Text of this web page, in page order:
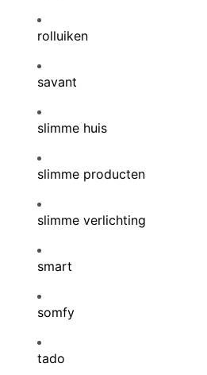
rolluiken
savant
slimme huis
slimme producten
slimme verlichting
smart
somfy
tado